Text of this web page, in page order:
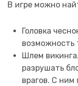
В игре можно
Головка
возможность
Шлем
разрушать
врагов. С ним